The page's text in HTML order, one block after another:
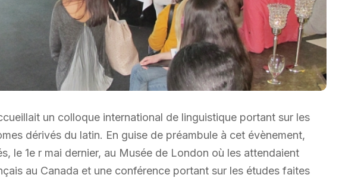
un colloque international de linguistique portant sur les
dérivés du latin. En guise de préambule à cet évènement,
le 1e r mai dernier, au Musée de London où les attendaient
au Canada et une conférence portant sur les études faites